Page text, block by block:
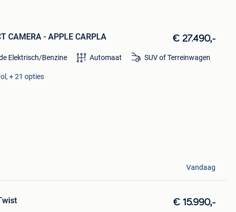
CAMERA - APPLE CARPLA € 27.490,-
Elektrisch/Benzine Automaat SUV of Terreinwagen
+ 21 opties
Vandaag
€ 15.990,-